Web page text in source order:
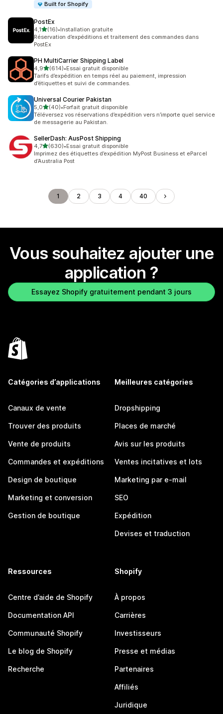
Built for Shopify
PostEx
4,1étoile(s) sur 5
(16)
16 avis au total
•Installation gratuite
Réservation d’expéditions et traitement des commandes dans
PostEx
PH MultiCarrier Shipping Label
4,9étoile(s) sur 5
(614)
614 avis au total
•Essai gratuit disponible
Tarifs d’expédition en temps réel au paiement, impression
d’étiquettes et suivi de commandes.
Universal Courier Pakistan
5,0étoile(s) sur 5
(40)
40 avis au total
•Forfait gratuit disponible
Téléversez vos réservations d’expédition vers n’importe quel service
de messagerie au Pakistan.
SellerDash: AusPost Shipping
4,7étoile(s) sur 5
(630)
630 avis au total
•Essai gratuit disponible
Imprimez des étiquettes d’expédition MyPost Business et eParcel
d’Australia Post
1 2 3 4 40
Vous souhaitez ajouter une
application ?
Essayez Shopify gratuitement pendant 3 jours
Catégories d’applications
Canaux de vente
Trouver des produits
Vente de produits
Commandes et expéditions
Design de boutique
Marketing et conversion
Gestion de boutique
Meilleures catégories
Dropshipping
Places de marché
Avis sur les produits
Ventes incitatives et lots
Marketing par e-mail
SEO
Expédition
Devises et traduction
Ressources
Centre d’aide de Shopify
Documentation API
Communauté Shopify
Le blog de Shopify
Recherche
Shopify
À propos
Carrières
Investisseurs
Presse et médias
Partenaires
Affiliés
Juridique